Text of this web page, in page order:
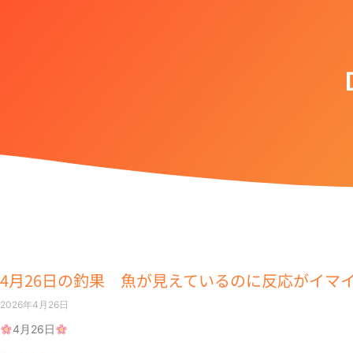
4月26日の釣果 魚が見えているのに反応がイマ
2026年4月26日
4月26日